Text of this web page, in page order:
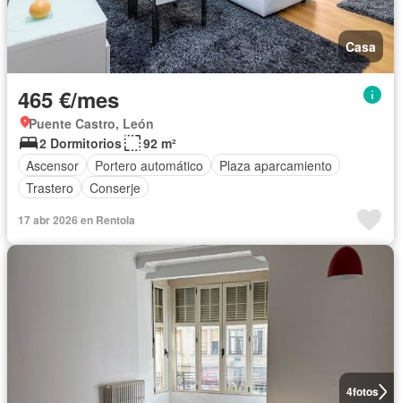
Casa
465 €/mes
Puente Castro, León
2 Dormitorios
92 m²
Ascensor
Portero automático
Plaza aparcamiento
Trastero
Conserje
17 abr 2026 en Rentola
4fotos